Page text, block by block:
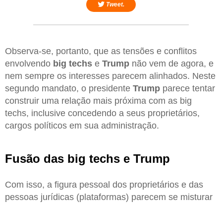
Tweet.
Observa-se, portanto, que as tensões e conflitos
envolvendo big techs e Trump não vem de agora, e
nem sempre os interesses parecem alinhados. Neste
segundo mandato, o presidente Trump parece tentar
construir uma relação mais próxima com as big
techs, inclusive concedendo a seus proprietários,
cargos políticos em sua administração.
Fusão das big techs e Trump
Com isso, a figura pessoal dos proprietários e das
pessoas jurídicas (plataformas) parecem se misturar